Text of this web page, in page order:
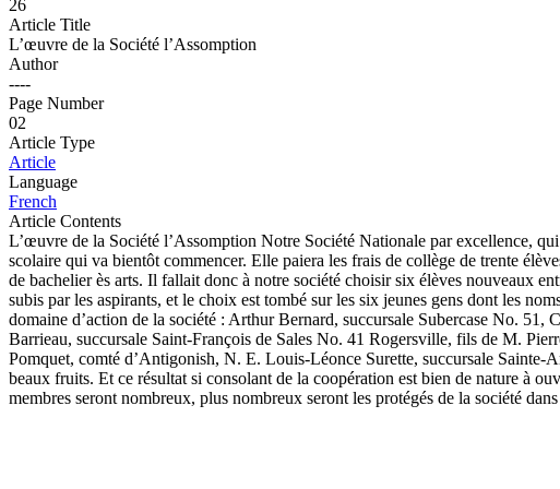
26
Article Title
L’œuvre de la Société l’Assomption
Author
----
Page Number
02
Article Type
Article
Language
French
Article Contents
L’œuvre de la Société l’Assomption Notre Société Nationale par excellence,
scolaire qui va bientôt commencer. Elle paiera les frais de collège de trente
de bachelier ès arts. Il fallait donc à notre société choisir six élèves nouveaux
subis par les aspirants, et le choix est tombé sur les six jeunes gens dont les
domaine d’action de la société : Arthur Bernard, succursale Subercase No.
Barrieau, succursale Saint-François de Sales No. 41 Rogersville, fils de M.
Pomquet, comté d’Antigonish, N. E. Louis-Léonce Surette, succursale
beaux fruits. Et ce résultat si consolant de la coopération est bien de nature à
membres seront nombreux, plus nombreux seront les protégés de la société